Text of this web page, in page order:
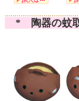
* 陶器の蚊